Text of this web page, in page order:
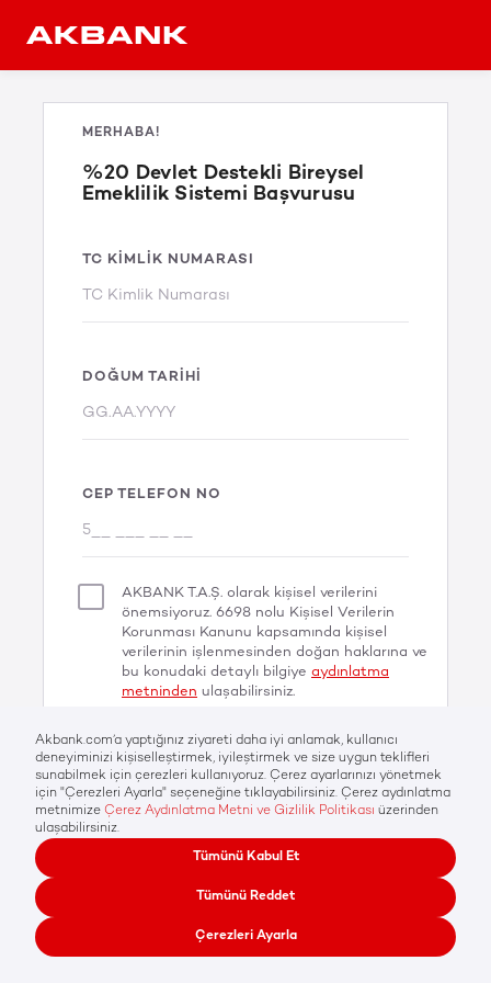
MERHABA!
%20 Devlet Destekli Bireysel
Emeklilik Sistemi Başvurusu
TC KIMLIK NUMARASI
DOĞUM TARIHI
CEP TELEFON NO
AKBANK T.A.Ş. olarak kişisel verilerini
önemsiyoruz. 6698 nolu Kişisel Verilerin
Korunması Kanunu kapsamında kişisel
verilerinin işlenmesinden doğan haklarına ve
bu konudaki detaylı bilgiye aydınlatma
metninden ulaşabilirsiniz.
DEVAM
Her hakkı Akbank T.A.Ş'ye aittir © 2026